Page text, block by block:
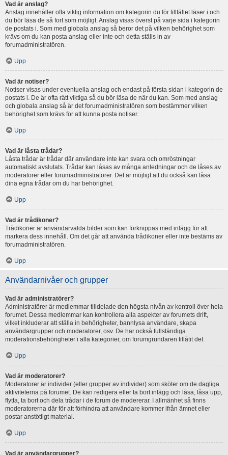
Vad är anslag?
Anslag innehåller ofta viktig information om kategorin du för tillfället läser i och
du bör läsa de så fort som möjligt. Anslag visas överst på varje sida i kategorin
de postats i. Som med globala anslag så beror det på vilken behörighet som
krävs om du kan posta anslag eller inte och detta ställs in av
forumadministratören.
Upp
Vad är notiser?
Notiser visas under eventuella anslag och endast på första sidan i kategorin de
postats i. De är ofta rätt viktiga så du bör läsa de när du kan. Som med anslag
och globala anslag så är det forumadministratören som bestämmer vilken
behörighet som krävs för att kunna posta notiser.
Upp
Vad är låsta trådar?
Låsta trådar är trådar där användare inte kan svara och omröstningar
automatiskt avslutats. Trådar kan låsas av många anledningar och de låses av
moderatorer eller forumadministratörer. Det är möjligt att du också kan låsa
dina egna trådar om du har behörighet.
Upp
Vad är trådikoner?
Trådikoner är användarvalda bilder som kan förknippas med inlägg för att
markera dess innehåll. Om det går att använda trådikoner eller inte bestäms av
forumadministratören.
Upp
Användarnivåer och grupper
Vad är administratörer?
Administratörer är medlemmar tilldelade den högsta nivån av kontroll över hela
forumet. Dessa medlemmar kan kontrollera alla aspekter av forumets drift,
vilket inkluderar att ställa in behörigheter, bannlysa användare, skapa
användargrupper och moderatorer, osv. De har också fullständiga
moderationsbehörigheter i alla kategorier, om forumgrundaren tillåtit det.
Upp
Vad är moderatorer?
Moderatorer är individer (eller grupper av individer) som sköter om de dagliga
aktiviteterna på forumet. De kan redigera eller ta bort inlägg och låsa, låsa upp,
flytta, ta bort och dela trådar i de forum de modererar. I allmänhet så finns
moderatorerna där för att förhindra att användare kommer ifrån ämnet eller
postar anstötligt material.
Upp
Vad är användargrupper?